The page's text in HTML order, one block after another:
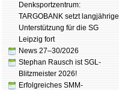
Denksportzentrum:
TARGOBANK setzt langjährige
Unterstützung für die SG
Leipzig fort
News 27–30/2026
Stephan Rausch ist SGL-
Blitzmeister 2026!
Erfolgreiches SMM-